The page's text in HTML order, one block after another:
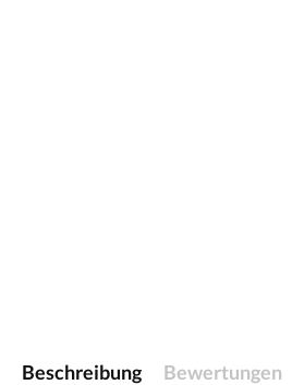
Beschreibung Bewertungen